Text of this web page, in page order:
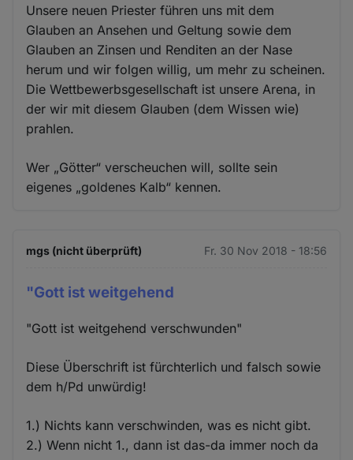
Unsere neuen Priester führen uns mit dem
Glauben an Ansehen und Geltung sowie dem
Glauben an Zinsen und Renditen an der Nase
herum und wir folgen willig, um mehr zu scheinen.
Die Wettbewerbsgesellschaft ist unsere Arena, in
der wir mit diesem Glauben (dem Wissen wie)
prahlen.
Wer „Götter“ verscheuchen will, sollte sein
eigenes „goldenes Kalb“ kennen.
mgs (nicht überprüft) Fr. 30 Nov 2018 - 18:56
"Gott ist weitgehend
"Gott ist weitgehend verschwunden"
Diese Überschrift ist fürchterlich und falsch sowie
dem h/Pd unwürdig!
1.) Nichts kann verschwinden, was es nicht gibt.
2.) Wenn nicht 1., dann ist das-da immer noch da